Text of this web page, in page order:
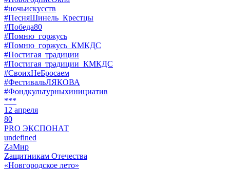
#ночьискусств
#ПесняШинель_Крестцы
#Победа80
#Помню_горжусь
#Помню_горжусь_КМКДС
#Постигая_традиции
#Постигая_традиции_КМКДС
#СвоихНеБросаем
#ФестивальЛЯКОВА
#Фондкультурныхинициатив
***
12 апреля
80
PRO ЭКСПОНАТ
undefined
ZaМир
Zащитникам Отечества
«Новгородское лето»